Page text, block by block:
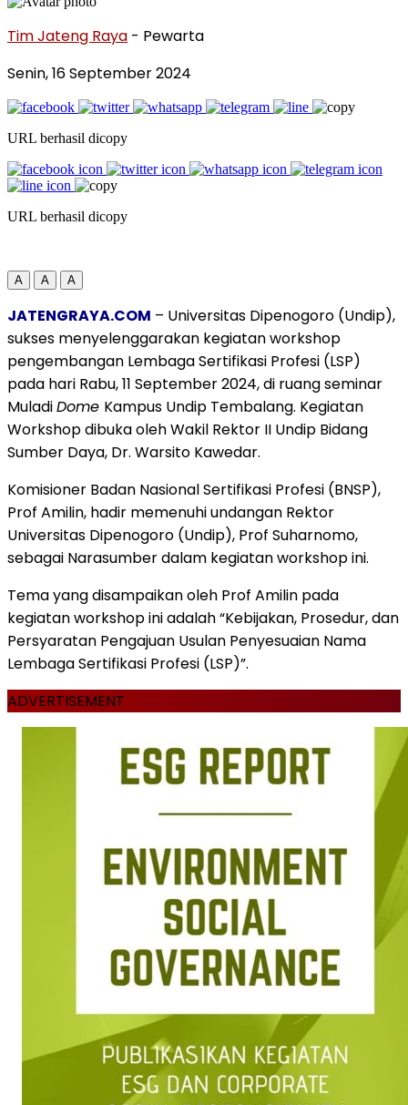
Tim Jateng Raya - Pewarta
Senin, 16 September 2024
URL berhasil dicopy
URL berhasil dicopy
A A A
JATENGRAYA.COM – Universitas Dipenogoro (Undip),
sukses menyelenggarakan kegiatan workshop
pengembangan Lembaga Sertifikasi Profesi (LSP)
pada hari Rabu, 11 September 2024, di ruang seminar
MuladiDome Kampus Undip Tembalang. Kegiatan
Workshop dibuka oleh Wakil Rektor II Undip Bidang
Sumber Daya, Dr. Warsito Kawedar.
Komisioner Badan Nasional Sertifikasi Profesi (BNSP),
Prof Amilin, hadir memenuhi undangan Rektor
Universitas Dipenogoro (Undip), Prof Suharnomo,
sebagai Narasumber dalam kegiatan workshop ini.
Tema yang disampaikan oleh Prof Amilin pada
kegiatan workshop ini adalah “Kebijakan, Prosedur, dan
Persyaratan Pengajuan Usulan Penyesuaian Nama
Lembaga Sertifikasi Profesi (LSP)”.
ADVERTISEMENT